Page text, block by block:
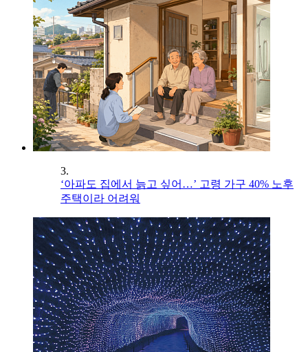
3.
‘아파도 집에서 늙고 싶어…’ 고령 가구 40% 노후
주택이라 어려워